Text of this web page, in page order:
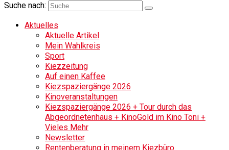
Suche nach:
Aktuelles
Aktuelle Artikel
Mein Wahlkreis
Sport
Kiezzeitung
Auf einen Kaffee
Kiezspaziergänge 2026
Kinoveranstaltungen
Kiezspaziergänge 2026 + Tour durch das
Abgeordnetenhaus + KinoGold im Kino Toni +
Vieles Mehr
Newsletter
Rentenberatung in meinem Kiezbüro